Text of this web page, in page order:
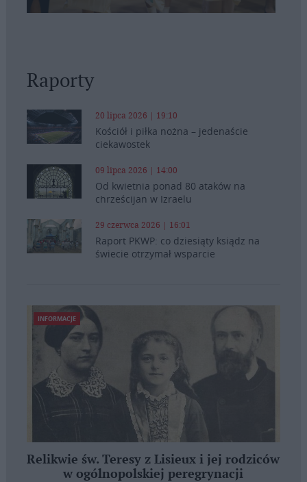
Raporty
20 lipca 2026 | 19:10
Kościół i piłka nożna – jedenaście
ciekawostek
09 lipca 2026 | 14:00
Od kwietnia ponad 80 ataków na
chrześcijan w Izraelu
29 czerwca 2026 | 16:01
Raport PKWP: co dziesiąty ksiądz na
świecie otrzymał wsparcie
INFORMACJE
Relikwie św. Teresy z Lisieux i jej rodziców
w ogólnopolskiej peregrynacji